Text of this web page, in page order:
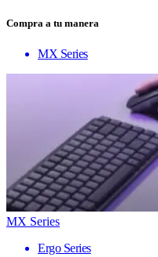
Compra a tu manera
MX Series
MX Series
Ergo Series